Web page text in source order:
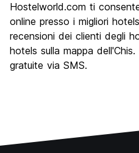
Hostelworld.com ti
online presso i migliori
recensioni dei clienti degli
hotels sulla mappa
gratuite via SMS.